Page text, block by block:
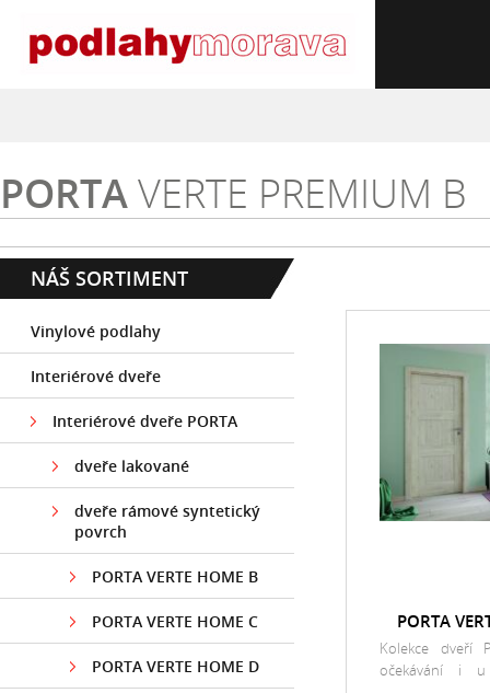
PORTAVERTE PREMIUM B
NÁŠ SORTIMENT
Vinylové podlahy
Interiérové dveře
Interiérové dveře PORTA
dveře lakované
dveře rámové syntetický
povrch
PORTA VERTE HOME B
PORTA VERTE HOME C
PORTA VERTE HOME D
PORTA
Kolekce dveří
očekávání i u